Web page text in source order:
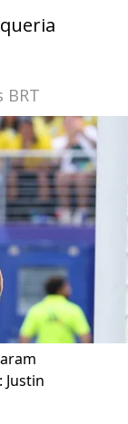
BRT
Justin